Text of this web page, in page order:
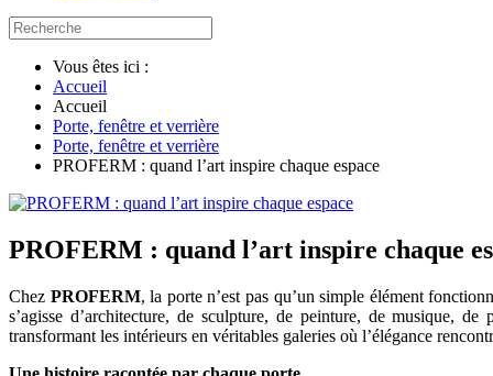
Vous êtes ici :
Accueil
Accueil
Porte, fenêtre et verrière
Porte, fenêtre et verrière
PROFERM : quand l’art inspire chaque espace
PROFERM : quand l’art inspire chaque
Chez PROFERM, la porte n’est pas qu’un simple élément
s’agisse d’architecture, de sculpture, de peinture, de musique,
transformant les intérieurs en véritables galeries où l’élégance